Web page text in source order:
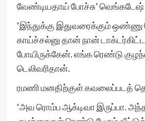
வேண்டியதாய் போச்சு’
‘இந்துக்கு இதுவரைக்கும்
காய்ச்சல்னு தான் நான் டாக்டர்கிட்ட
போயிருக்கேன். எங்க ரெண்டு
டெலிவரிதான்.
ரமணி மனதிற்குள் கவலைப்படத்
‘அவ ரொம்ப ஆக்டிவா இருப்பா.